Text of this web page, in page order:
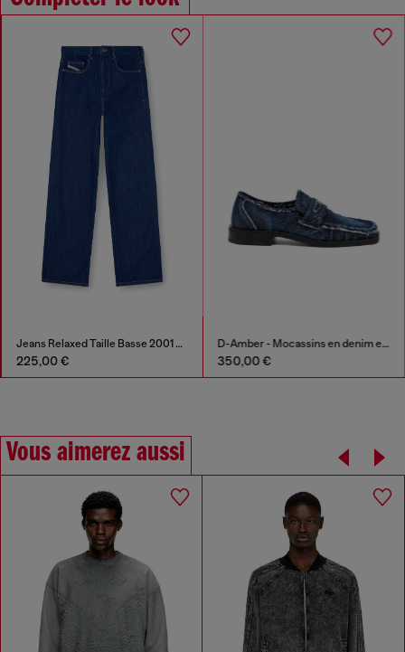
Jeans Relaxed Taille Basse 2001 D-Macro
225,00 €
D-Amber - Mocassins en denim effiloché
350,00 €
Vous aimerez aussi